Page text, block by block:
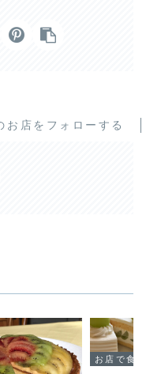
店をフォローする